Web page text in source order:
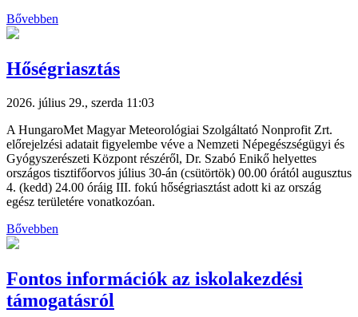
Bővebben
Hőségriasztás
2026. július 29., szerda 11:03
A HungaroMet Magyar Meteorológiai Szolgáltató Nonprofit Zrt.
előrejelzési adatait figyelembe véve a Nemzeti Népegészségügyi és
Gyógyszerészeti Központ részéről, Dr. Szabó Enikő helyettes
országos tisztifőorvos július 30-án (csütörtök) 00.00 órától augusztus
4. (kedd) 24.00 óráig III. fokú hőségriasztást adott ki az ország
egész területére vonatkozóan.
Bővebben
Fontos információk az iskolakezdési
támogatásról